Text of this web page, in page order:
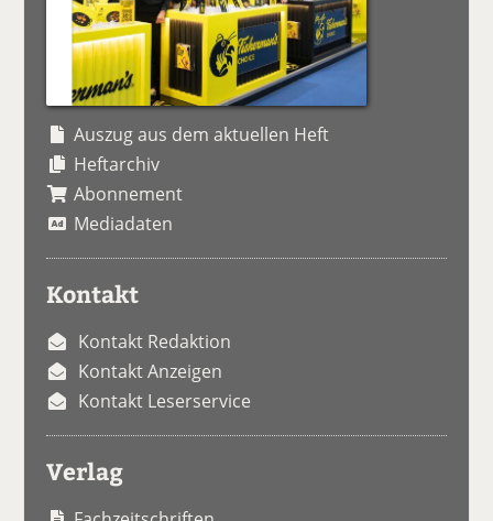
Auszug aus dem aktuellen Heft
Heftarchiv
Abonnement
Mediadaten
Kontakt
Kontakt Redaktion
Kontakt Anzeigen
Kontakt Leserservice
Verlag